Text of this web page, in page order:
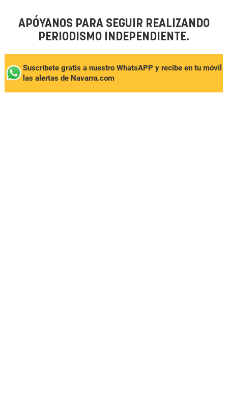
APÓYANOS PARA SEGUIR REALIZANDO
PERIODISMO INDEPENDIENTE.
Suscríbete gratis a nuestro WhatsAPP y recibe en tu móvil
las alertas de Navarra.com